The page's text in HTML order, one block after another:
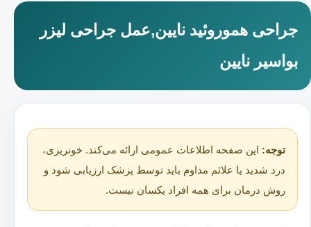
جراحی هموروئید نایین,عمل جراحی لیزر
بواسیر نایین
توجه: این صفحه اطلاعات عمومی ارائه می‌کند. خونریزی،
درد شدید یا علائم مداوم باید توسط پزشک ارزیابی شود و
روش درمان برای همه افراد یکسان نیست.